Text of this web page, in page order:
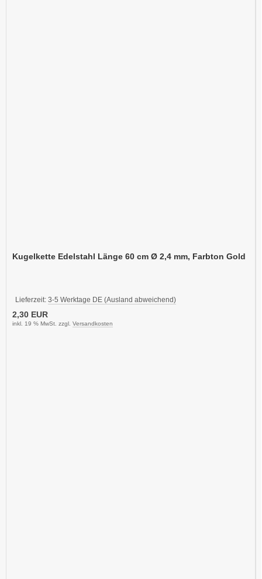
Kugelkette Edelstahl Länge 60 cm Ø 2,4 mm, Farbton Gold
Lieferzeit: 3-5 Werktage DE (Ausland abweichend)
2,30 EUR
inkl. 19 % MwSt. zzgl. Versandkosten